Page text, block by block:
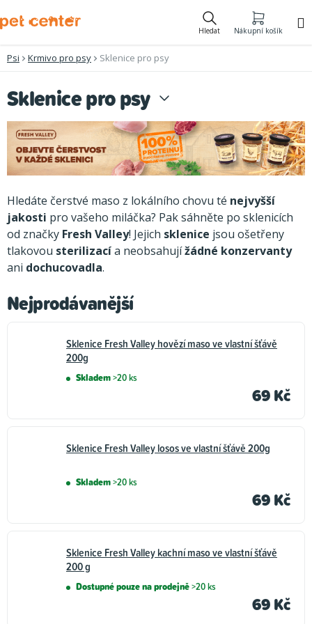
na
Hledat Nákupní košík
Psi Krmivo pro psy Sklenice pro psy
Sklenice pro psy
Hledáte čerstvé maso z lokálního chovu té nejvyšší
jakosti pro vašeho miláčka? Pak sáhněte po sklenicích
od značky Fresh Valley! Jejich sklenice jsou ošetřeny
tlakovou sterilizacía neobsahujížádné konzervanty
ani dochucovadla.
Nejprodávanější
Sklenice Fresh Valley hovězí maso ve vlastní šťávě
200g
Skladem>20 ks
69 Kč
Sklenice Fresh Valley losos ve vlastní šťávě 200g
Skladem>20 ks
69 Kč
Sklenice Fresh Valley kachní maso ve vlastní šťávě
200 g
Dostupné pouze na prodejně>20 ks
69 Kč